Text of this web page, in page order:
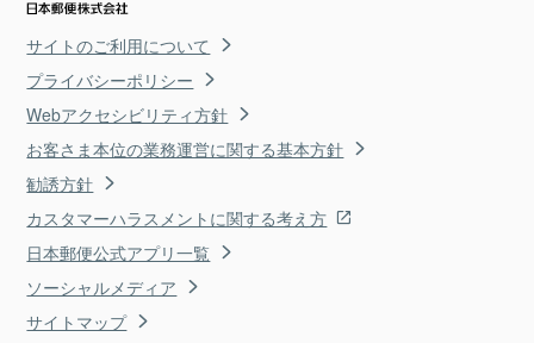
サイトのご利用について
プライバシーポリシー
Webアクセシビリティ方針
お客さま本位の業務運営に関する基本方針
勧誘方針
カスタマーハラスメントに関する考え方
日本郵便公式アプリ一覧
ソーシャルメディア
サイトマップ